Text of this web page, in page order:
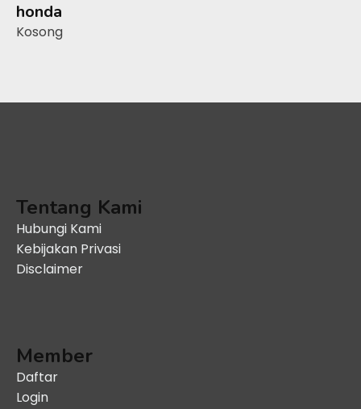
honda
Kosong
Tentang Kami
Hubungi Kami
Kebijakan Privasi
Disclaimer
Member
Daftar
Login